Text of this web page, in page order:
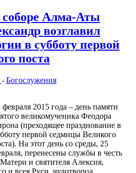
соборе Алма-Аты
возглавил
в субботу первой
поста
- Богослужения
февраля 2015 года – день памяти
великомученика Феодора
(преходящее празднование в
первой седмицы Великого
На этот день со среды, 25
перенесены службы в честь
и святителя Алексия,
и всея Руси, чудотворца.